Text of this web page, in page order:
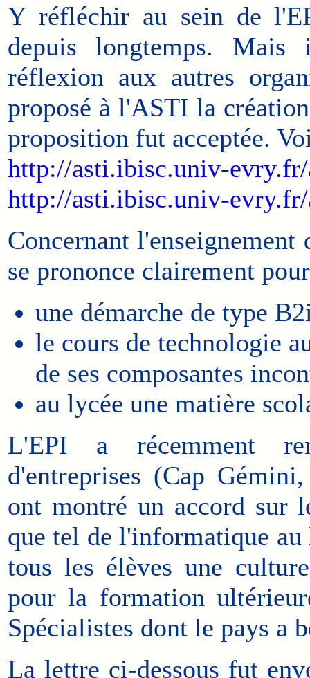
Y réfléchir au sein de
depuis longtemps.
réflexion aux autres
proposé à l'ASTI la
proposition fut acceptée.
http://asti.ibisc.univ-
http://asti.ibisc.univ-
Concernant
se prononce clairement
une démarche de type
le cours de technologie
de ses composantes
au lycée une matière
L'EPI a récemment
d'entreprises (Cap
ont montré un accord sur
que tel de l'informatique au
tous les élèves une
pour la formation
Spécialistes dont le pays a
La lettre ci-dessous fut